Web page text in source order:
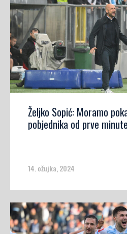
Željko Sopić: Moramo
pobjednika od prve minute
14. ožujka, 2024